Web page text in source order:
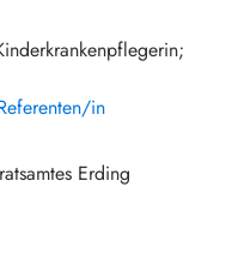
in
Erding